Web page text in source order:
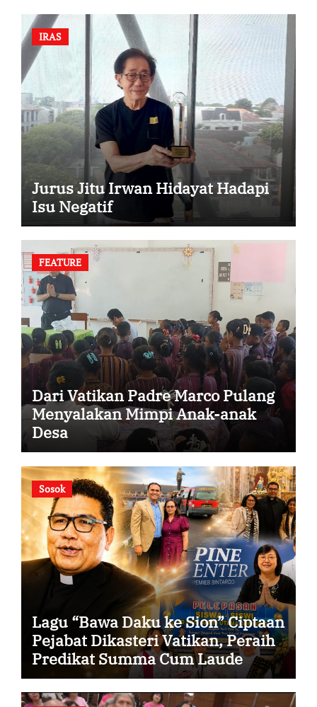
IRAS
Jurus Jitu Irwan Hidayat Hadapi
Isu Negatif
FEATURE
Dari Vatikan Padre Marco Pulang
Menyalakan Mimpi Anak-anak
Desa
Sosok
Lagu “Bawa Daku ke Sion” Ciptaan
Pejabat Dikasteri Vatikan, Peraih
Predikat Summa Cum Laude